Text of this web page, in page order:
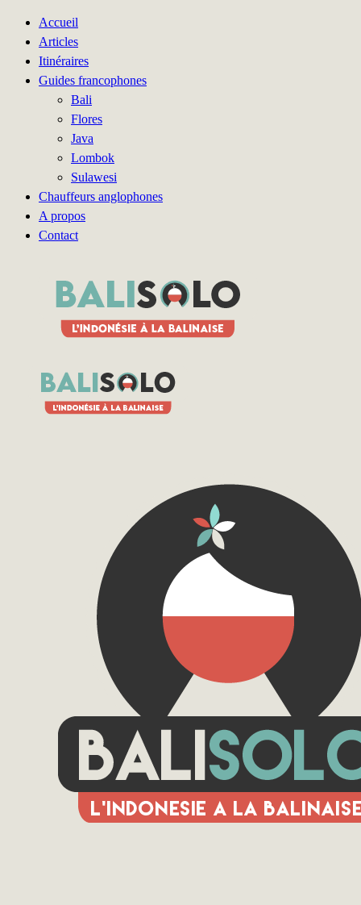
Accueil
Articles
Itinéraires
Guides francophones
Bali
Flores
Java
Lombok
Sulawesi
Chauffeurs anglophones
A propos
Contact